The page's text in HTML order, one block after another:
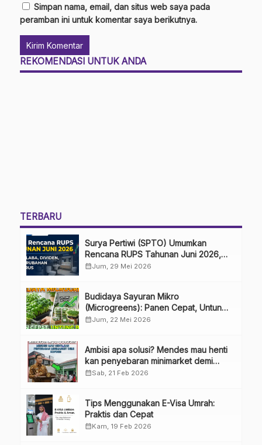
Simpan nama, email, dan situs web saya pada
peramban ini untuk komentar saya berikutnya.
REKOMENDASI UNTUK ANDA
TERBARU
Surya Pertiwi (SPTO) Umumkan
Rencana RUPS Tahunan Juni 2026,
Bahas Penggunaan Laba Hingga
calendar_monthJum, 29 Mei 2026
Budidaya Sayuran Mikro
(Microgreens): Panen Cepat, Untung
Besar
calendar_monthJum, 22 Mei 2026
Ambisi apa solusi? Mendes mau henti
kan penyebaran minimarket demi
kopdes.
calendar_monthSab, 21 Feb 2026
Tips Menggunakan E-Visa Umrah:
Praktis dan Cepat
calendar_monthKam, 19 Feb 2026